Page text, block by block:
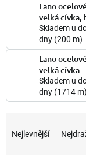
Lano
velká cívka,
Skladem u
dny (200 m)
Lano
velká cívka
Skladem u
dny (1714 m)
Nejlevnější